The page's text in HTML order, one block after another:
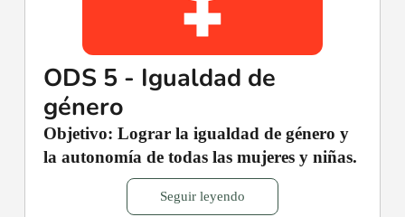
ODS 5 - Igualdad de
género
Objetivo: Lograr la igualdad de género y
la autonomía de todas las mujeres y niñas.
Seguir leyendo